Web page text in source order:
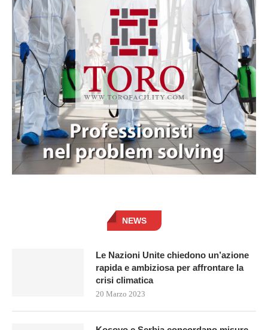
NEWS
Le Nazioni Unite chiedono un’azione
rapida e ambiziosa per affrontare la
crisi climatica
20 Marzo 2023